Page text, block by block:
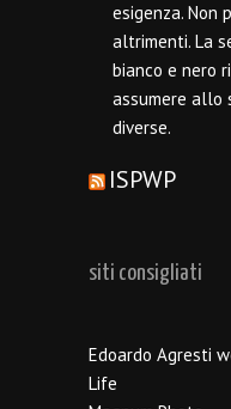
esigenza. Non
altrimenti. La
bianco e nero
assumere allo
diverse.
ISPWP
siti consigliati
Edoardo Agresti
Life